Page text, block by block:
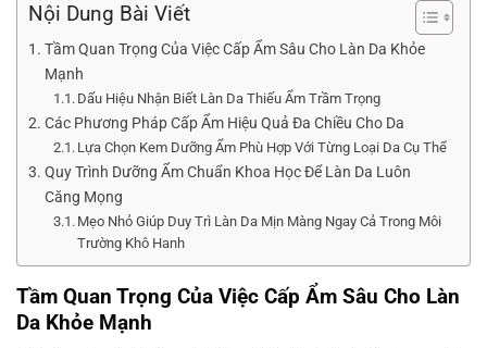
Nội Dung Bài Viết
Tầm Quan Trọng Của Việc Cấp Ẩm Sâu Cho Làn Da Khỏe
Mạnh
Dấu Hiệu Nhận Biết Làn Da Thiếu Ẩm Trầm Trọng
Các Phương Pháp Cấp Ẩm Hiệu Quả Đa Chiều Cho Da
Lựa Chọn Kem Dưỡng Ẩm Phù Hợp Với Từng Loại Da Cụ Thể
Quy Trình Dưỡng Ẩm Chuẩn Khoa Học Để Làn Da Luôn
Căng Mọng
Mẹo Nhỏ Giúp Duy Trì Làn Da Mịn Màng Ngay Cả Trong Môi
Trường Khô Hanh
Tầm Quan Trọng Của Việc Cấp Ẩm Sâu Cho Làn
Da Khỏe Mạnh